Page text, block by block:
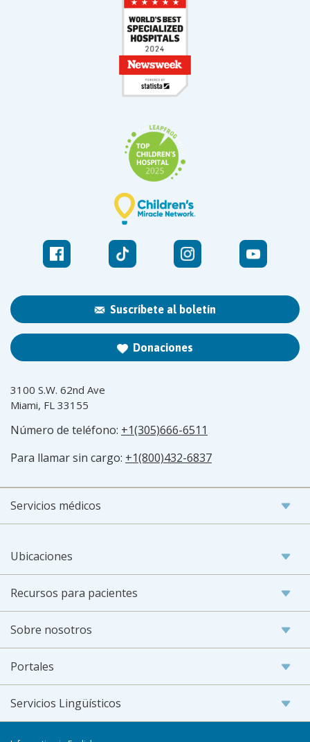
Suscríbete al boletín
Donaciones
3100 S.W. 62nd Ave
Miami, FL 33155
Número de teléfono: +1(305)666-6511
Para llamar sin cargo: +1(800)432-6837
Servicios médicos
Ubicaciones
Recursos para pacientes
Sobre nosotros
Portales
Servicios Lingüísticos